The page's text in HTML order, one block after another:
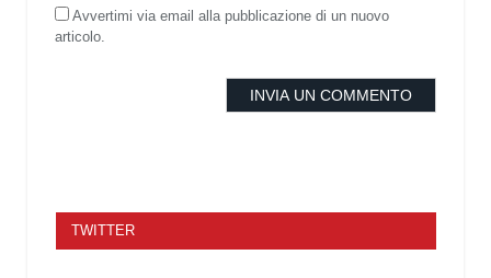
Avvertimi via email alla pubblicazione di un nuovo
articolo.
TWITTER